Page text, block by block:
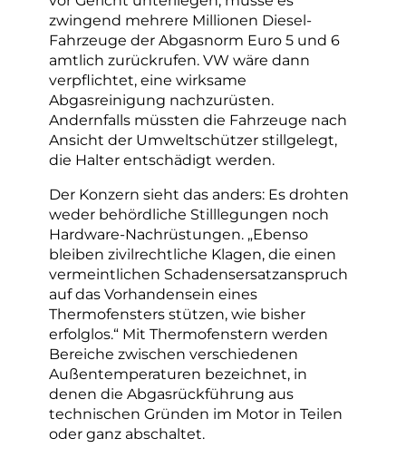
zwingend mehrere Millionen Diesel-
Fahrzeuge der Abgasnorm Euro 5 und 6
amtlich zurückrufen. VW wäre dann
verpflichtet, eine wirksame
Abgasreinigung nachzurüsten.
Andernfalls müssten die Fahrzeuge nach
Ansicht der Umweltschützer stillgelegt,
die Halter entschädigt werden.
Der Konzern sieht das anders: Es drohten
weder behördliche Stilllegungen noch
Hardware-Nachrüstungen. „Ebenso
bleiben zivilrechtliche Klagen, die einen
vermeintlichen Schadensersatzanspruch
auf das Vorhandensein eines
Thermofensters stützen, wie bisher
erfolglos.“ Mit Thermofenstern werden
Bereiche zwischen verschiedenen
Außentemperaturen bezeichnet, in
denen die Abgasrückführung aus
technischen Gründen im Motor in Teilen
oder ganz abschaltet.